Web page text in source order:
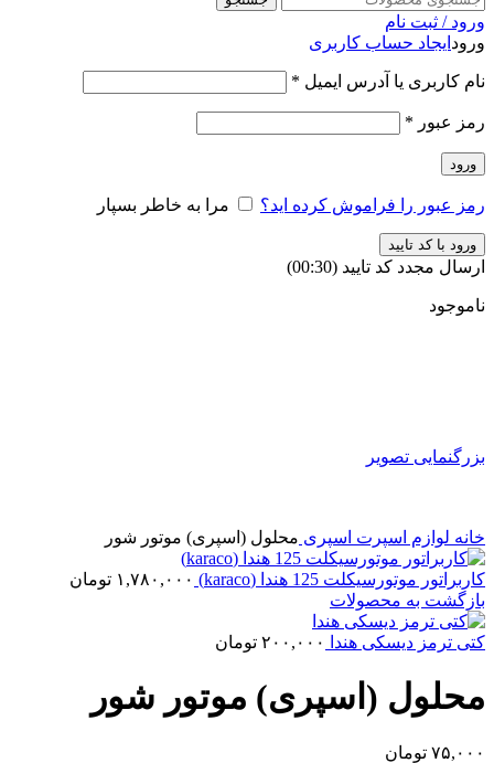
ورود / ثبت نام
ورود ایجاد حساب کاربری
نام کاربری یا آدرس ایمیل *
رمز عبور *
ورود
رمز عبور را فراموش کرده اید؟ مرا به خاطر بسپار
ورود با کد تایید
ارسال مجدد کد تایید (00:
30
)
ناموجود
بزرگنمایی تصویر
خانه لوازم اسپرت اسپری محلول (اسپری) موتور شور
کاربراتور موتورسیکلت 125 هندا (karaco) ۱,۷۸۰,۰۰۰ تومان
بازگشت به محصولات
کتی ترمز دیسکی هندا ۲۰۰,۰۰۰ تومان
محلول (اسپری) موتور شور
۷۵,۰۰۰ تومان